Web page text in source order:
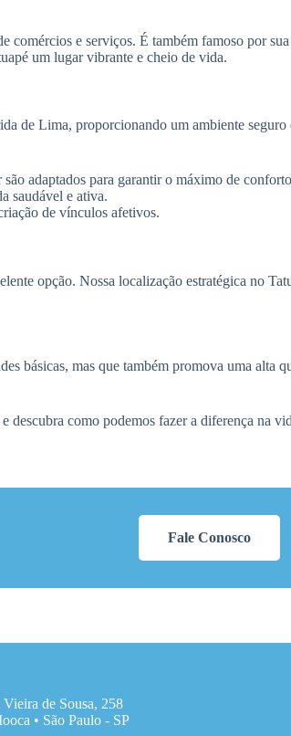
comércios e serviços. É também famoso por
um lugar vibrante e cheio de vida.
de Lima, proporcionando um ambiente
adaptados para garantir o máximo de
saudável e ativa.
de vínculos afetivos.
opção. Nossa localização estratégica no
básicas, mas que também promova uma alta
como podemos fazer a diferença na
Fale Conosco
de Sousa, 258
• São Paulo - SP